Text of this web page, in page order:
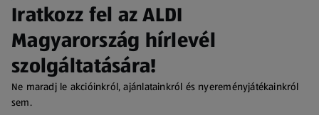
Iratkozz fel az ALDI
Magyarország hírlevél
szolgáltatására!
Ne maradj le akcióinkról, ajánlatainkról és nyereményjátékainkról
sem.